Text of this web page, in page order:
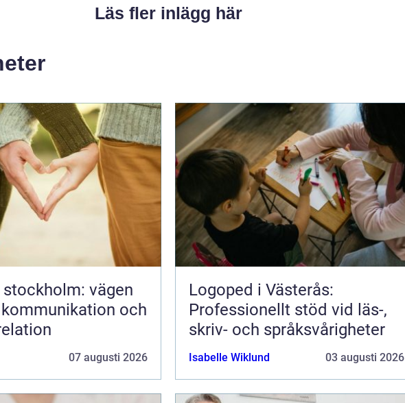
Läs fler inlägg här
vägen
och
07 augusti 2026
Logoped i Västerås:
Professionellt stöd vid läs-,
skriv- och språksvårigheter
Isabelle Wiklund 03 augusti 2026